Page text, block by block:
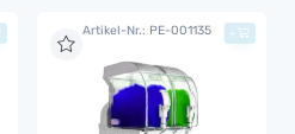
Artikel-Nr.: PE-001135 +